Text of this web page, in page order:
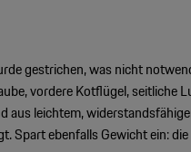
gestrichen, was nicht
vordere Kotflügel, seitliche
aus leichtem,
Spart ebenfalls Gewicht ein: die